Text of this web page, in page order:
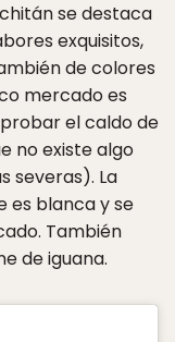
se destaca
exquisitos,
de colores
mercado es
el caldo de
no existe algo
severas). La
es blanca y se
También
de iguana.